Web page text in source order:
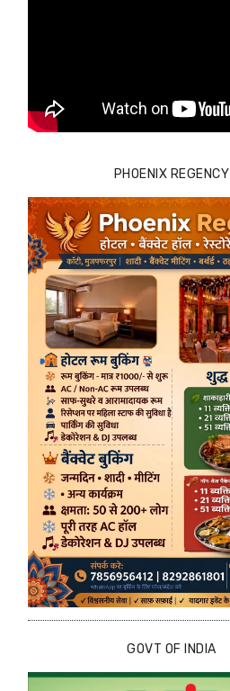
PHOENIX REGENCY
GOVT OF INDIA